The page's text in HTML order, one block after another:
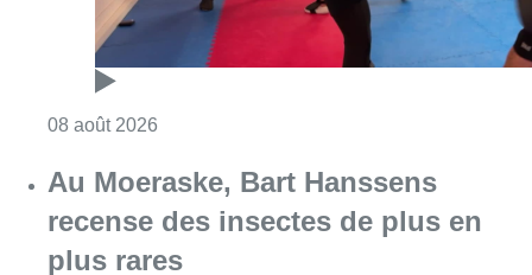
08 août 2026
Au Moeraske, Bart Hanssens
recense des insectes de plus en
plus rares